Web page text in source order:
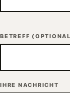
BETREFF
IHRE NACHRICHT